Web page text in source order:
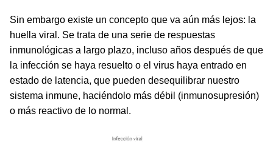
Sin embargo existe un concepto que va aún más lejos: la
huella viral. Se trata de una serie de respuestas
inmunológicas a largo plazo, incluso años después de que
la infección se haya resuelto o el virus haya entrado en
estado de latencia, que pueden desequilibrar nuestro
sistema inmune, haciéndolo más débil (inmunosupresión)
o más reactivo de lo normal.